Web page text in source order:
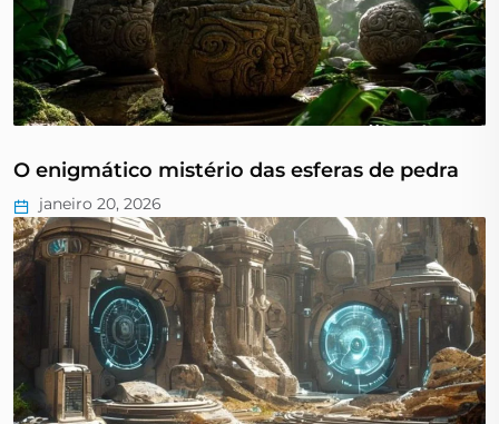
O enigmático mistério das esferas de pedra
janeiro 20, 2026